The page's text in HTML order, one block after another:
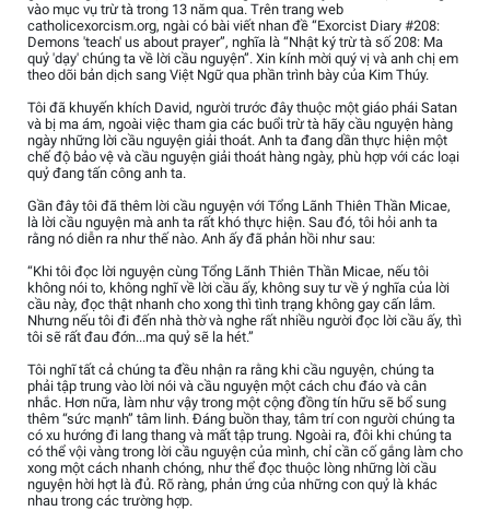
vào mục vụ trừ tà trong 13 năm qua. Trên trang web
catholicexorcism.org, ngài có bài viết nhan đề “Exorcist Diary #208:
Demons 'teach' us about prayer”, nghĩa là “Nhật ký trừ tà số 208: Ma
quỷ 'dạy' chúng ta về lời cầu nguyện”. Xin kính mời quý vị và anh chị em
theo dõi bản dịch sang Việt Ngữ qua phần trình bày của Kim Thúy.
Tôi đã khuyến khích David, người trước đây thuộc một giáo phái Satan
và bị ma ám, ngoài việc tham gia các buổi trừ tà hãy cầu nguyện hàng
ngày những lời cầu nguyện giải thoát. Anh ta đang dần thực hiện một
chế độ bảo vệ và cầu nguyện giải thoát hàng ngày, phù hợp với các loại
quỷ đang tấn công anh ta.
Gần đây tôi đã thêm lời cầu nguyện với Tổng Lãnh Thiên Thần Micae,
là lời cầu nguyện mà anh ta rất khó thực hiện. Sau đó, tôi hỏi anh ta
rằng nó diễn ra như thế nào. Anh ấy đã phản hồi như sau:
“Khi tôi đọc lời nguyện cùng Tổng Lãnh Thiên Thần Micae, nếu tôi
không nói to, không nghĩ về lời cầu ấy, không suy tư về ý nghĩa của lời
cầu này, đọc thật nhanh cho xong thì tình trạng không gay cấn lắm.
Nhưng nếu tôi đi đến nhà thờ và nghe rất nhiều người đọc lời cầu ấy, thì
tôi sẽ rất đau đớn...ma quỷ sẽ la hét.”
Tôi nghĩ tất cả chúng ta đều nhận ra rằng khi cầu nguyện, chúng ta
phải tập trung vào lời nói và cầu nguyện một cách chu đáo và cân
nhắc. Hơn nữa, làm như vậy trong một cộng đồng tín hữu sẽ bổ sung
thêm “sức mạnh” tâm linh. Đáng buồn thay, tâm trí con người chúng ta
có xu hướng đi lang thang và mất tập trung. Ngoài ra, đôi khi chúng ta
có thể vội vàng trong lời cầu nguyện của mình, chỉ cần cố gắng làm cho
xong một cách nhanh chóng, như thể đọc thuộc lòng những lời cầu
nguyện hời hợt là đủ. Rõ ràng, phản ứng của những con quỷ là khác
nhau trong các trường hợp.